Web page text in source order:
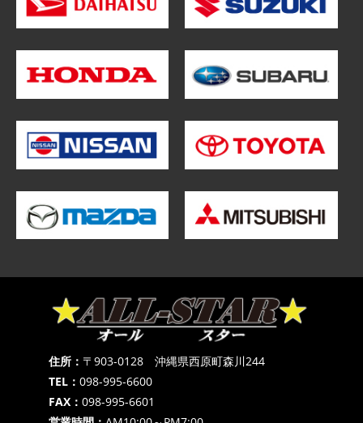
住所： 〒903-0128 沖縄県西原町森川244
TEL：098-995-6600
FAX：098-995-6601